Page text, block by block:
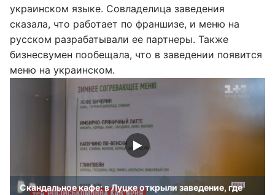
украинском языке. Совладелица заведения
сказала, что работает по франшизе, и меню на
русском разрабатывали ее партнеры. Также
бизнесвумен пообещала, что в заведении появится
меню на украинском.
Скандальное кафе: в Луцке открыли заведение, где